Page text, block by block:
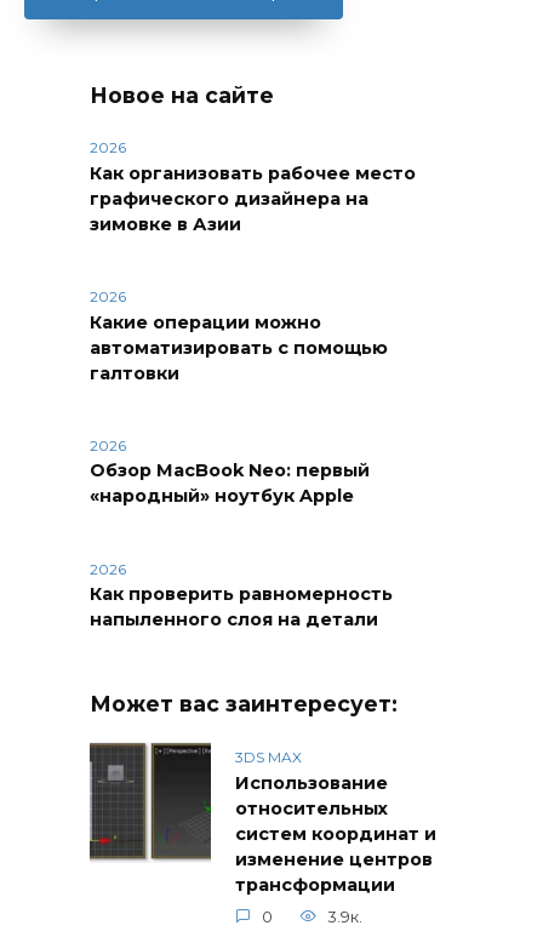
Новое на сайте
2026
Как организовать рабочее место
графического дизайнера на
зимовке в Азии
2026
Какие операции можно
автоматизировать с помощью
галтовки
2026
Обзор MacBook Neo: первый
«народный» ноутбук Apple
2026
Как проверить равномерность
напыленного слоя на детали
Может вас заинтересует:
3DS MAX
Использование
относительных
систем координат и
изменение центров
трансформации
0 3.9к.